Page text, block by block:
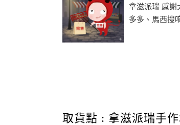
拿滋派瑞 感謝
多多、馬西搜
取貨點 : 拿滋派瑞手